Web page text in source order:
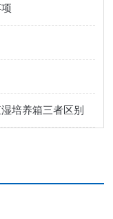
培养箱三者区别